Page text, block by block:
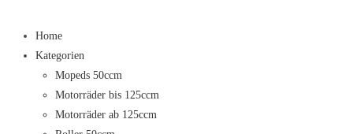
Home
Kategorien
Mopeds 50ccm
Motorräder bis 125ccm
Motorräder ab 125ccm